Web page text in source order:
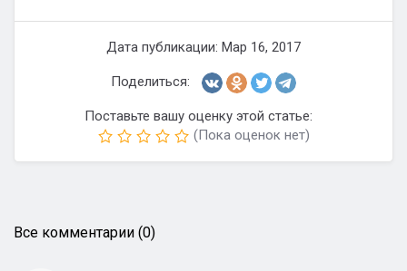
Дата публикации: Мар 16, 2017
Поделиться:
Поставьте вашу оценку этой статье:
(Пока оценок нет)
Все комментарии (0)